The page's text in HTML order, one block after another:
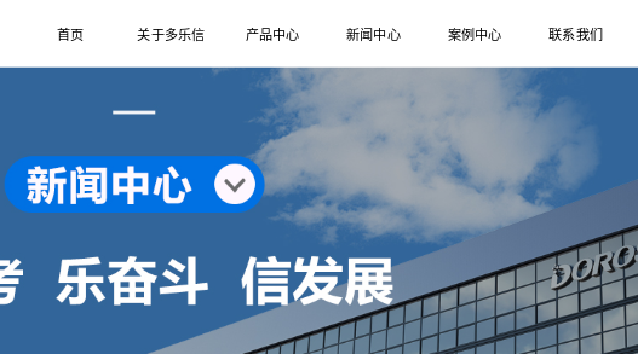
首页 关于多乐信 产品中心 新闻中心 案例中心 联系我们